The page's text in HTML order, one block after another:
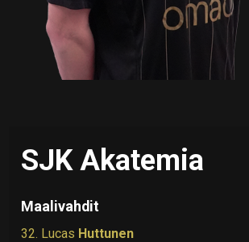
SJK Akatemia
Maalivahdit
32. Lucas Huttunen